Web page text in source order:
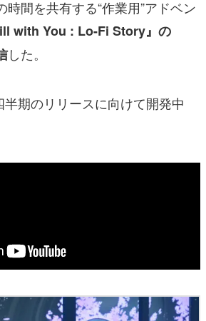
とは？
間を共有する“作業用”アドベン
with You : Lo-Fi Story』の
した。
期のリリースに向けて開発中